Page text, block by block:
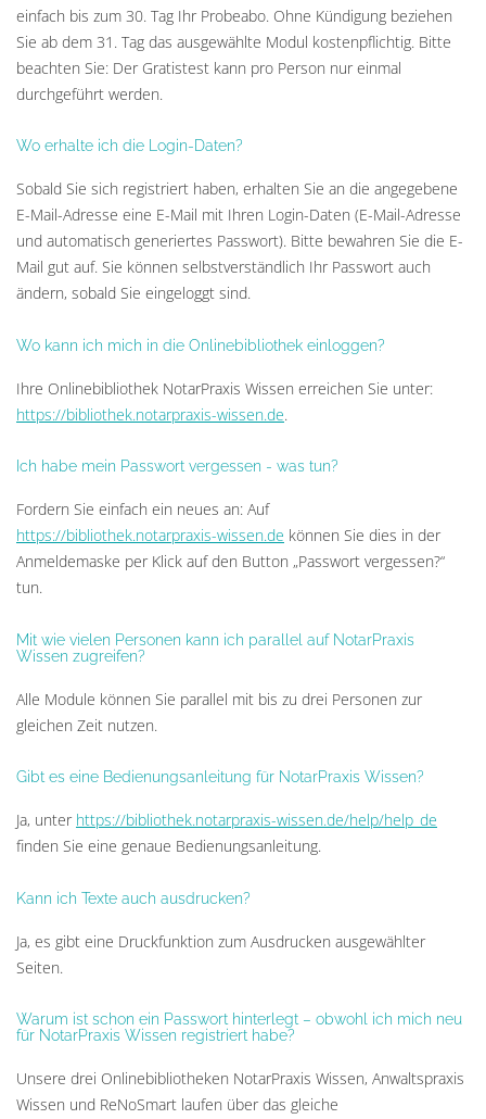
einfach bis zum 30. Tag Ihr Probeabo. Ohne Kündigung beziehen
Sie ab dem 31. Tag das ausgewählte Modul kostenpflichtig. Bitte
beachten Sie: Der Gratistest kann pro Person nur einmal
durchgeführt werden.
Wo erhalte ich die Login-Daten?
Sobald Sie sich registriert haben, erhalten Sie an die angegebene
E-Mail-Adresse eine E-Mail mit Ihren Login-Daten (E-Mail-Adresse
und automatisch generiertes Passwort). Bitte bewahren Sie die E-
Mail gut auf. Sie können selbstverständlich Ihr Passwort auch
ändern, sobald Sie eingeloggt sind.
Wo kann ich mich in die Onlinebibliothek einloggen?
Ihre Onlinebibliothek NotarPraxis Wissen erreichen Sie unter:
https://bibliothek.notarpraxis-wissen.de.
Ich habe mein Passwort vergessen - was tun?
Fordern Sie einfach ein neues an: Auf
https://bibliothek.notarpraxis-wissen.de können Sie dies in der
Anmeldemaske per Klick auf den Button „Passwort vergessen?“
tun.
Mit wie vielen Personen kann ich parallel auf NotarPraxis
Wissen zugreifen?
Alle Module können Sie parallel mit bis zu drei Personen zur
gleichen Zeit nutzen.
Gibt es eine Bedienungsanleitung für NotarPraxis Wissen?
Ja, unter https://bibliothek.notarpraxis-wissen.de/help/help_de
finden Sie eine genaue Bedienungsanleitung.
Kann ich Texte auch ausdrucken?
Ja, es gibt eine Druckfunktion zum Ausdrucken ausgewählter
Seiten.
Warum ist schon ein Passwort hinterlegt – obwohl ich mich neu
für NotarPraxis Wissen registriert habe?
Unsere drei Onlinebibliotheken NotarPraxis Wissen, Anwaltspraxis
Wissen und ReNoSmart laufen über das gleiche